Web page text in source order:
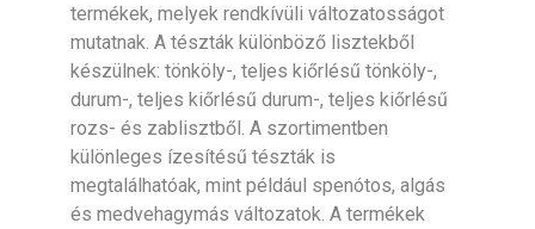
termékek, melyek rendkívüli változatosságot
mutatnak. A tészták különböző lisztekből
készülnek: tönköly-, teljes kiőrlésű tönköly-,
durum-, teljes kiőrlésű durum-, teljes kiőrlésű
rozs- és zablisztből. A szortimentben
különleges ízesítésű tészták is
megtalálhatóak, mint például spenótos, algás
és medvehagymás változatok. A termékek